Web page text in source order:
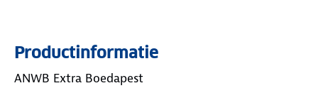
Productinformatie
ANWB Extra Boedapest